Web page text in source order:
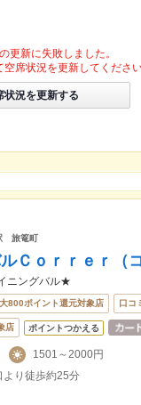
更新に失敗しました。
席状況を更新してください
状況を更新する
旅篭町
Ｃｏｒｒｅｒ（
ニングバル★
800ポイント還元対象店 口コ
店 ポイントつかえる
1501～2000円
より徒歩約25分